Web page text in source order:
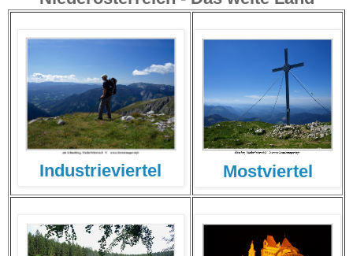
Industrieviertel Mostviertel